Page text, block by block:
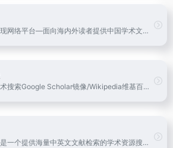
中国知网知识发现网络平台—面向海内外读者提供中国学术文献、外文文献、学位论文、报纸、会议、年鉴、工具书等各类资源统一检索、统一导航、在线阅读和下载服务。涵盖基础科学、文史哲、工程科技、社会科学、农业、经济与管理科学、医药卫生、信息科技等十大领域。
主要提供谷歌学术搜索Google Scholar镜像/Wikipedia维基百科和谷歌网页搜索镜像的导航站,实时更新谷歌镜像,google镜像,谷歌镜像站最新镜像网站
百度学术搜索，是一个提供海量中英文文献检索的学术资源搜索平台，涵盖了各类学术期刊、学位、会议论文，旨在为国内外学者提供最好的科研体验。